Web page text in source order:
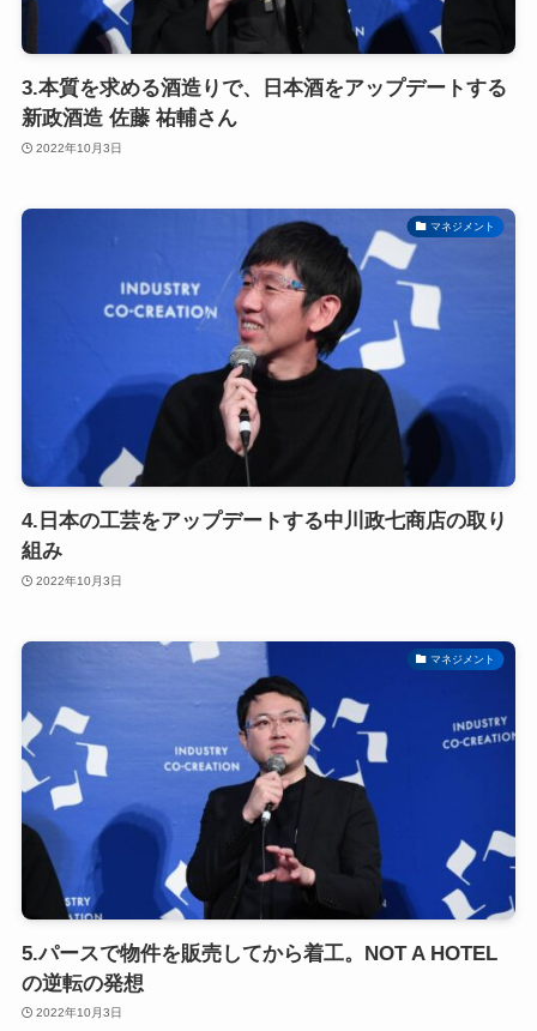
3.本質を求める酒造りで、日本酒をアップデートする
新政酒造 佐藤 祐輔さん
2022年10月3日
マネジメント
4.日本の工芸をアップデートする中川政七商店の取り
組み
2022年10月3日
マネジメント
5.パースで物件を販売してから着工。NOT A HOTEL
の逆転の発想
2022年10月3日